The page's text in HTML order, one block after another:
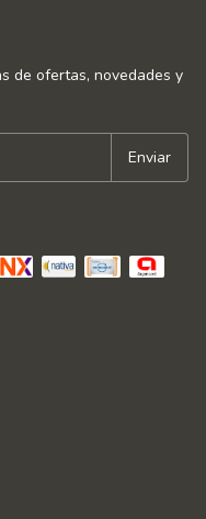
de ofertas, novedades y